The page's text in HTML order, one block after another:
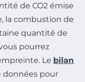
de CO2 émise
la combustion de
quantité de
pourrez
Le bilan
données pour